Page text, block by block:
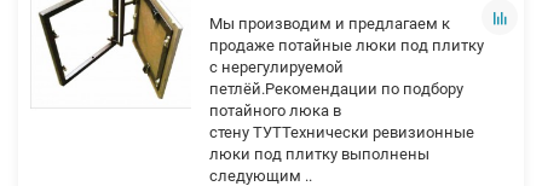
Мы производим и предлагаем к
продаже потайные люки под плитку
с нерегулируемой
петлёй.Рекомендации по подбору
потайного люка в
стену ТУТТехнически ревизионные
люки под плитку выполнены
следующим ..